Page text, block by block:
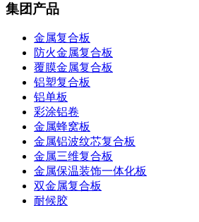
集团产品
金属复合板
防火金属复合板
覆膜金属复合板
铝塑复合板
铝单板
彩涂铝卷
金属蜂窝板
金属铝波纹芯复合板
金属三维复合板
金属保温装饰一体化板
双金属复合板
耐候胶